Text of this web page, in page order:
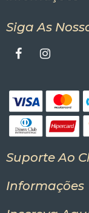
Siga As
Suporte Ao
Informações